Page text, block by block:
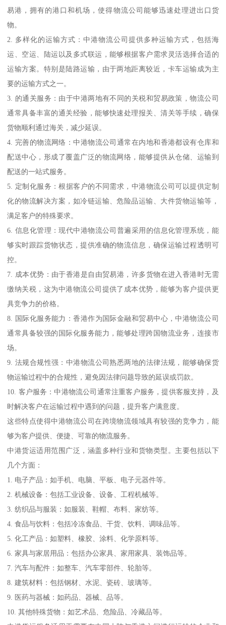
易港，拥有的港口和机场，使得物流公司能够迅速处理进出口货
物。
2. 多样化的运输方式：中港物流公司提供多种运输方式，包括海
运、空运、陆运以及多式联运，能够根据客户需求灵活选择合适的
运输方案。特别是陆路运输，由于两地距离较近，卡车运输成为主
要的运输方式之一。
3. 的通关服务：由于中港两地有不同的关税和贸易政策，物流公司
通常具备丰富的通关经验，能够快速处理报关、清关等手续，确保
货物顺利通过海关，减少延误。
4. 完善的物流网络：中港物流公司通常在内地和香港都设有仓库和
配送中心，形成了覆盖广泛的物流网络，能够提供从仓储、运输到
配送的一站式服务。
5. 定制化服务：根据客户的不同需求，中港物流公司可以提供定制
化的物流解决方案，如冷链运输、危险品运输、大件货物运输等，
满足客户的特殊要求。
6. 信息化管理：现代中港物流公司普遍采用的信息化管理系统，能
够实时跟踪货物状态，提供准确的物流信息，确保运输过程透明可
控。
7. 成本优势：由于香港是自由贸易港，许多货物在进入香港时无需
缴纳关税，这为中港物流公司提供了成本优势，能够为客户提供更
具竞争力的价格。
8. 国际化服务能力：香港作为国际金融和贸易中心，中港物流公司
通常具备较强的国际化服务能力，能够处理跨国物流业务，连接市
场。
9. 法规合规性强：中港物流公司熟悉两地的法律法规，能够确保货
物运输过程中的合规性，避免因法律问题导致的延误或罚款。
10. 客户服务：中港物流公司通常注重客户服务，提供客服支持，及
时解决客户在运输过程中遇到的问题，提升客户满意度。
这些特点使得中港物流公司在跨境物流领域具有较强的竞争力，能
够为客户提供、便捷、可靠的物流服务。
中港货运适用范围广泛，涵盖多种行业和货物类型。主要包括以下
几个方面：
1. 电子产品：如手机、电脑、平板、电子元器件等。
2. 机械设备：包括工业设备、设备、工程机械等。
3. 纺织品与服装：如服装、鞋帽、布料、家纺等。
4. 食品与饮料：包括冷冻食品、干货、饮料、调味品等。
5. 化工产品：如塑料、橡胶、涂料、化学原料等。
6. 家具与家居用品：包括办公家具、家用家具、装饰品等。
7. 汽车与配件：如整车、汽车零部件、轮胎等。
8. 建筑材料：包括钢材、水泥、瓷砖、玻璃等。
9. 医药与器械：如药品、器械、品等。
10. 其他特殊货物：如艺术品、危险品、冷藏品等。